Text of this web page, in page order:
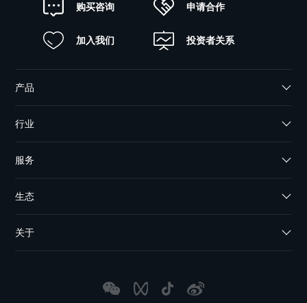
购买咨询 申请合作
加入我们 投资者关系
产品
行业
服务
生态
关于